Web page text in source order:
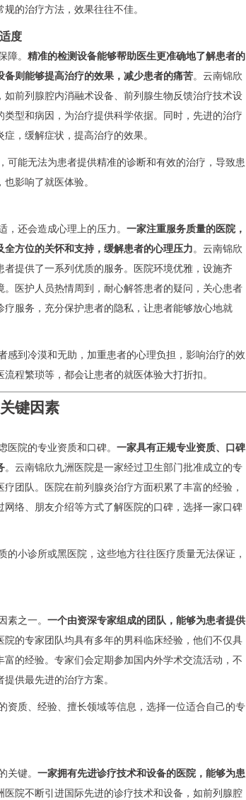
的治疗方法，效果往往不佳。
度
障。 精准的检测设备能够帮助医生更准确地了解患者的
则能够提高治疗的效果，减少患者的痛苦。云南锦欣
前列腺腔内消融术设备、前列腺生物反馈治疗技术设
型和病因，为治疗提供科学依据。同时，先进的治疗
，缓解症状，提高治疗的效果。
可能无法为患者提供精准的诊断和有效的治疗，导致患
影响了就医体验。
还会造成心理上的压力。 一家注重服务质量的医院，
方位的关怀和支持，缓解患者的心理压力。云南锦欣
提供了一系列优质的服务。医院环境优雅，设施齐
医护人员热情周到，耐心解答患者的疑问，关心患者
服务，充分保护患者的隐私，让患者能够放心地就
感到冷漠和无助，加重患者的心理负担，影响治疗的效
程繁琐等，都会让患者的就医体验大打折扣。
键因素
医院的专业资质和口碑。 一家具有正规专业资质、口碑
。云南锦欣九洲医院是一家经过卫生部门批准成立的专
团队。医院在前列腺炎治疗方面积累了丰富的经验，
络、朋友介绍等方式了解医院的口碑，选择一家口碑
的小诊所或黑医院，这些地方往往医疗质量无法保证，
素之一。 一个由资深专家组成的团队，能够为患者提供
院的专家团队均具有多年的男科临床经验，他们不仅具
的经验。专家们会定期参加国内外学术交流活动，不
供最先进的治疗方案。
资质、经验、擅长领域等信息，选择一位适合自己的专
关键。 一家拥有先进诊疗技术和设备的医院，能够为患
医院不断引进国际先进的诊疗技术和设备，如前列腺腔